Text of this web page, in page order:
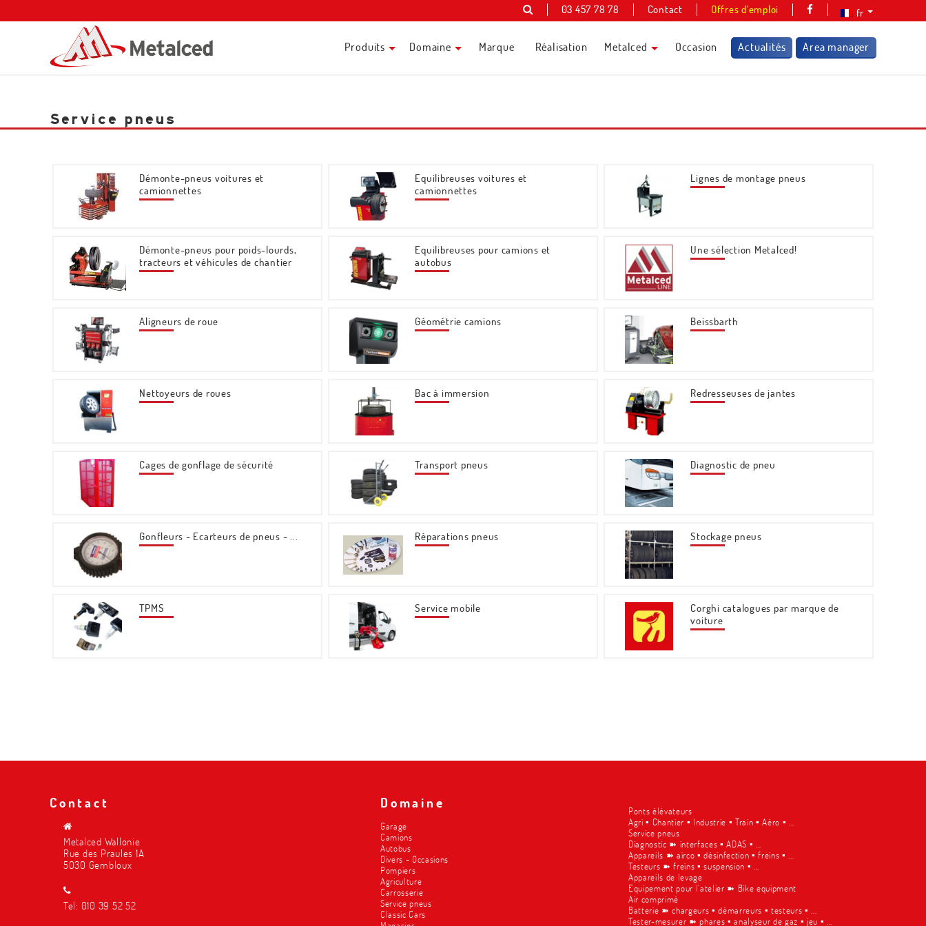
03 457 78 78 Contact Offres d’emploi fr
Produits Domaine Marque Réalisation Metalced Occasion Actualités Area manager
Service pneus
Démonte-pneus voitures et
camionnettes
Equilibreuses voitures et
camionnettes
Lignes de montage pneus
Démonte-pneus pour poids-lourds,
tracteurs et véhicules de chantier
Equilibreuses pour camions et
autobus
Une sélection Metalced!
Aligneurs de roue Géométrie camions Beissbarth
Nettoyeurs de roues Bac à immersion Redresseuses de jantes
Cages de gonflage de sécurité Transport pneus Diagnostic de pneu
Gonfleurs - Ecarteurs de pneus - ... Réparations pneus Stockage pneus
TPMS Service mobile
Corghi catalogues par marque de
voiture
Contact
Metalced Wallonie
Rue des Praules 1A
5030 Gembloux
Tel: 010 39 52 52
Domaine
Garage
Camions
Autobus
Divers - Occasions
Pompiers
Agriculture
Carrosserie
Service pneus
Classic Cars
Ponts élévateurs
Agri ▪︎ Chantier ▪︎ Industrie ▪︎ Train ▪︎ Aéro ▪︎ ...
Service pneus
Diagnostic ➽ interfaces ▪︎ ADAS ▪︎ ...
Appareils ➽ airco ▪︎ désinfection ▪︎ freins ▪︎ ...
Testeurs ➽ freins ▪︎ suspension ▪︎ ...
Appareils de levage
Equipement pour l'atelier ➽ Bike equipment
Air comprimè
Batterie ➽ chargeurs ▪︎ démarreurs ▪︎ testeurs ▪︎ ...
Tester-mesurer ➽ phares ▪︎ analyseur de gaz ▪︎ jeu ▪︎ ...